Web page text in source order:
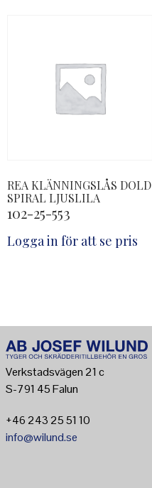
REA KLÄNNINGSLÅS DOLD
SPIRAL LJUSLILA
102-25-553
Logga in för att se pris
Verkstadsvägen 21 c
S-791 45 Falun
+46 243 25 51 10
info@wilund.se